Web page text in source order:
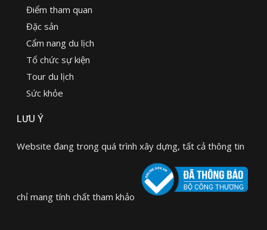
Điểm tham quan
Đặc sản
Cẩm nang du lịch
Tổ chức sự kiện
Tour du lịch
Sức khỏe
LƯU Ý
Website đang trong quá trình xây dựng, tất cả thông tin
chỉ mang tính chất tham khảo